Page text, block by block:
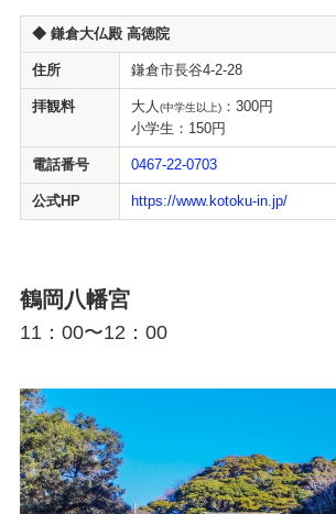
◆鎌倉大仏殿 高徳院
住所 鎌倉市長谷4-2-28
拝観料 大人 (中学生以上)：300円
小学生：150円
電話番号 0467-22-0703
公式HP https://www.kotoku-in.jp/
鶴岡八幡宮
11：00〜12：00